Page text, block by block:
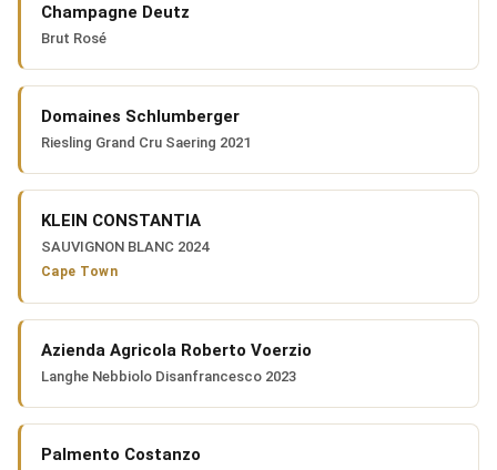
Champagne Deutz
Brut Rosé
Domaines Schlumberger
Riesling Grand Cru Saering 2021
KLEIN CONSTANTIA
SAUVIGNON BLANC 2024
Cape Town
Azienda Agricola Roberto Voerzio
Langhe Nebbiolo Disanfrancesco 2023
Palmento Costanzo